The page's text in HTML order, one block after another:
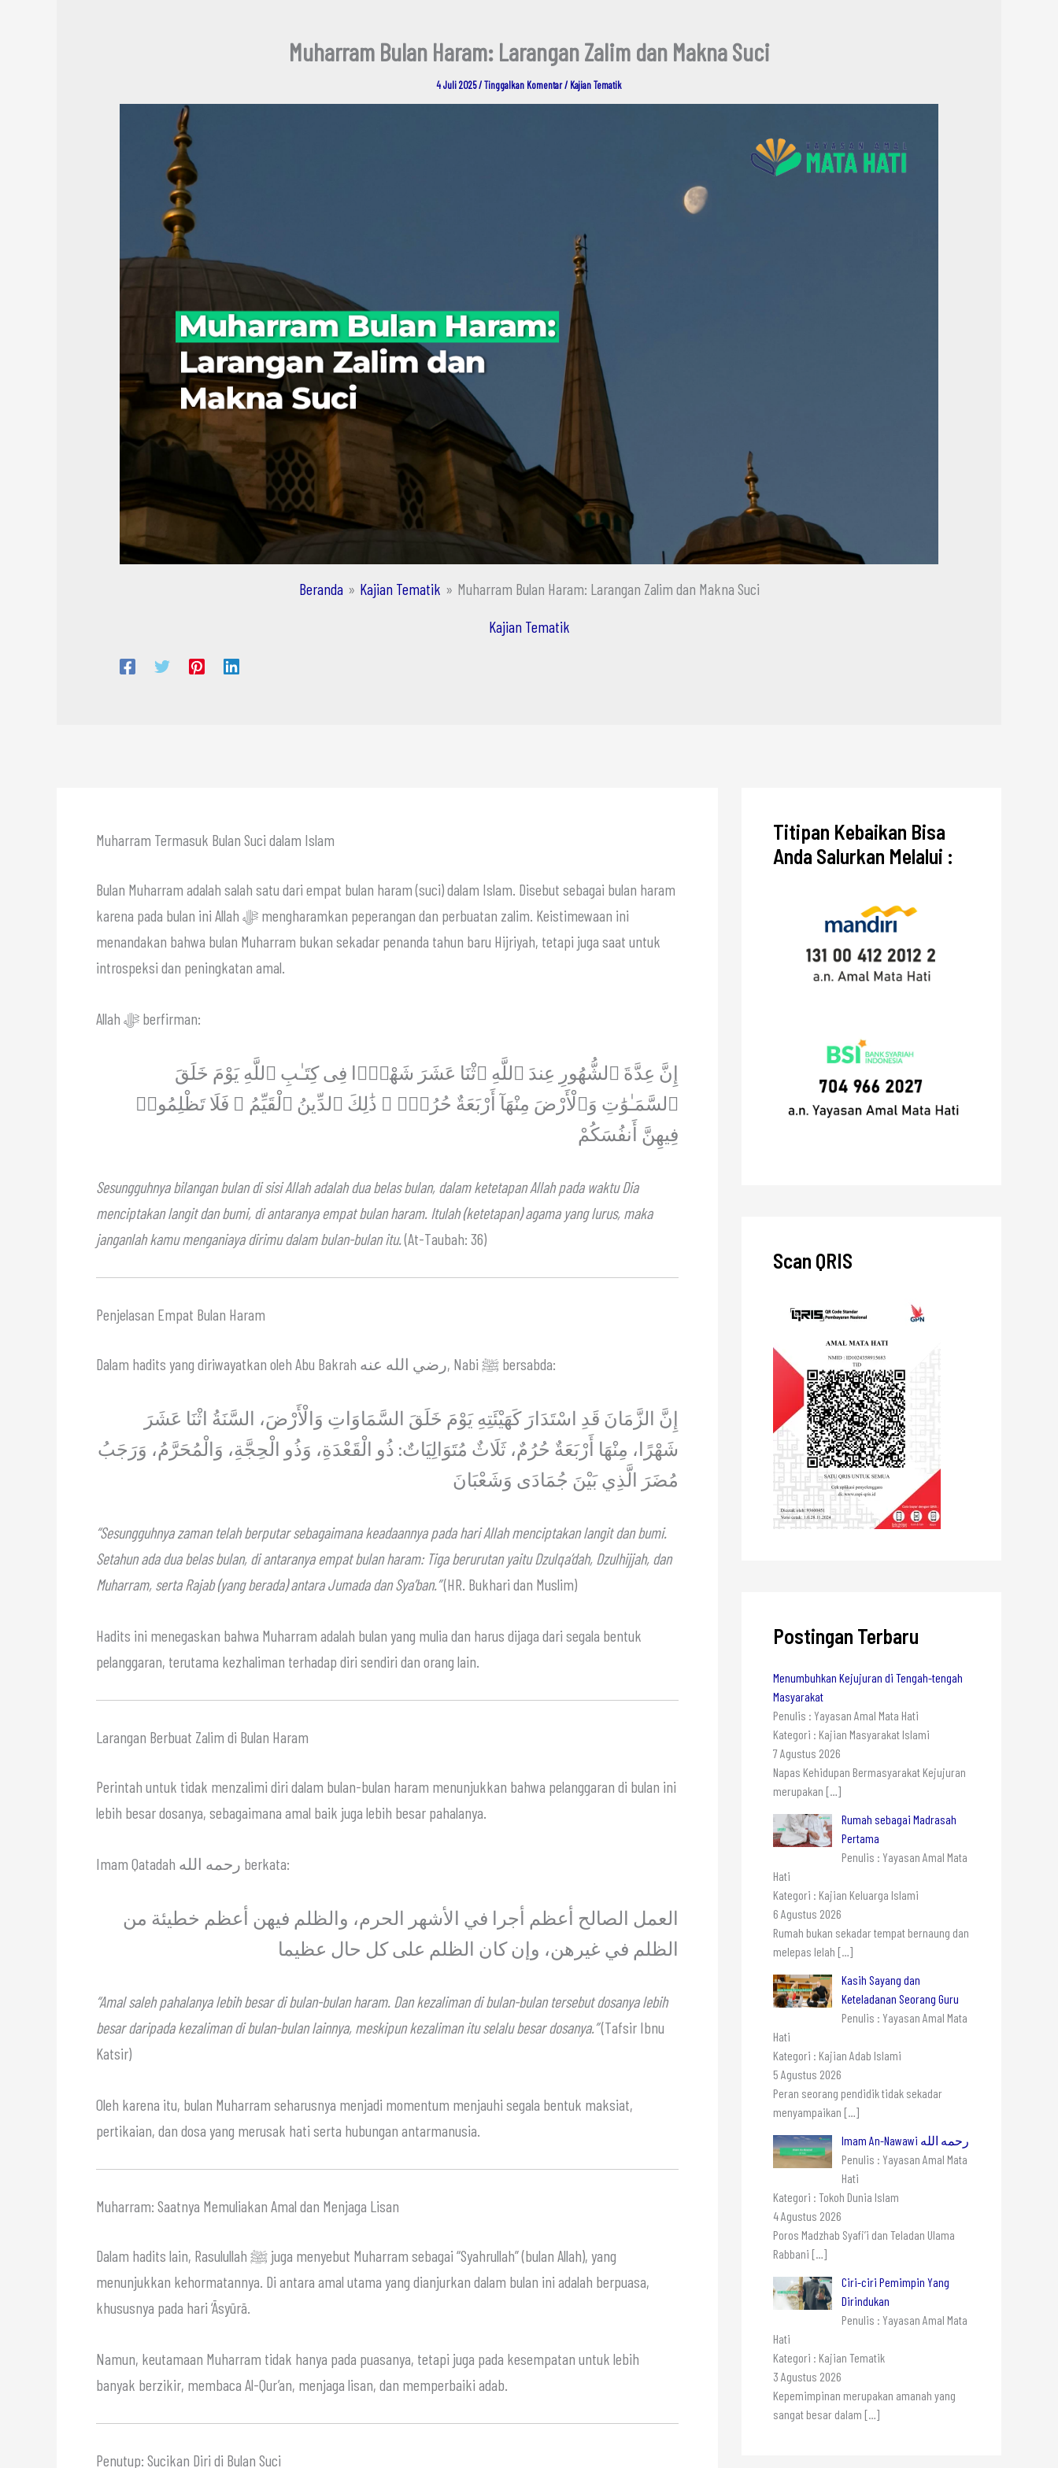
Muharram Bulan Haram: Larangan Zalim dan Makna Suci
4 Juli 2025/Tinggalkan Komentar/ Kajian Tematik
Beranda Kajian Tematik
Muharram Bulan Haram: Larangan Zalim dan Makna Suci
Kajian Tematik
Muharram Termasuk Bulan Suci dalam Islam
Bulan Muharram adalah salah satu dari empat bulan haram (suci) dalam Islam. Disebut sebagai bulan haram
karena pada bulan ini Allah ﷻ mengharamkan peperangan dan perbuatan zalim. Keistimewaan ini
menandakan bahwa bulan Muharram bukan sekadar penanda tahun baru Hijriyah, tetapi juga saat untuk
introspeksi dan peningkatan amal.
Allah ﷻ berfirman:
إِنَّ عِدَّةَ ٱلشُّهُورِ عِندَ ٱللَّهِ ٱثْنَا عَشَرَ شَهْرًۭا فِى كِتَـٰبِ ٱللَّهِ يَوْمَ خَلَقَ
ٱلسَّمَـٰوَٰتِ وَٱلْأَرْضَ مِنْهَآ أَرْبَعَةٌ حُرُمٌۭ ۚ ذَٰلِكَ ٱلدِّينُ ٱلْقَيِّمُ ۚ فَلَا تَظْلِمُوا۟
فِيهِنَّ أَنفُسَكُمْ
Sesungguhnya bilangan bulan di sisi Allah adalah dua belas bulan, dalam ketetapan Allah pada waktu Dia
menciptakan langit dan bumi, di antaranya empat bulan haram. Itulah (ketetapan) agama yang lurus, maka
janganlah kamu menganiaya dirimu dalam bulan-bulan itu.(At-Taubah: 36)
Penjelasan Empat Bulan Haram
Dalam hadits yang diriwayatkan oleh Abu Bakrah رضي الله عنه, Nabi ﷺ bersabda:
إِنَّ الزَّمَانَ قَدِ اسْتَدَارَ كَهَيْئَتِهِ يَوْمَ خَلَقَ السَّمَاوَاتِ وَالْأَرْضَ، السَّنَةُ اثْنَا عَشَرَ
شَهْرًا، مِنْهَا أَرْبَعَةٌ حُرُمٌ، ثَلَاثٌ مُتَوَالِيَاتٌ: ذُو الْقَعْدَةِ، وَذُو الْحِجَّةِ، وَالْمُحَرَّمُ، وَرَجَبُ
مُضَرَ الَّذِي بَيْنَ جُمَادَى وَشَعْبَانَ
“Sesungguhnya zaman telah berputar sebagaimana keadaannya pada hari Allah menciptakan langit dan bumi.
Setahun ada dua belas bulan, di antaranya empat bulan haram: Tiga berurutan yaitu Dzulqa’dah, Dzulhijjah, dan
Muharram, serta Rajab (yang berada) antara Jumada dan Sya’ban.”(HR. Bukhari dan Muslim)
Hadits ini menegaskan bahwa Muharram adalah bulan yang mulia dan harus dijaga dari segala bentuk
pelanggaran, terutama kezhaliman terhadap diri sendiri dan orang lain.
Larangan Berbuat Zalim di Bulan Haram
Perintah untuk tidak menzalimi diri dalam bulan-bulan haram menunjukkan bahwa pelanggaran di bulan ini
lebih besar dosanya, sebagaimana amal baik juga lebih besar pahalanya.
Imam Qatadah رحمه الله berkata:
العمل الصالح أعظم أجرا في الأشهر الحرم، والظلم فيهن أعظم خطيئة من
الظلم في غيرهن، وإن كان الظلم على كل حال عظيما
“Amal saleh pahalanya lebih besar di bulan-bulan haram. Dan kezaliman di bulan-bulan tersebut dosanya lebih
besar daripada kezaliman di bulan-bulan lainnya, meskipun kezaliman itu selalu besar dosanya.”(Tafsir Ibnu
Katsir)
Oleh karena itu, bulan Muharram seharusnya menjadi momentum menjauhi segala bentuk maksiat,
pertikaian, dan dosa yang merusak hati serta hubungan antarmanusia.
Muharram: Saatnya Memuliakan Amal dan Menjaga Lisan
Dalam hadits lain, Rasulullah ﷺ juga menyebut Muharram sebagai “Syahrullah” (bulan Allah), yang
menunjukkan kehormatannya. Di antara amal utama yang dianjurkan dalam bulan ini adalah berpuasa,
khususnya pada hari ‘Āsyūrā.
Namun, keutamaan Muharram tidak hanya pada puasanya, tetapi juga pada kesempatan untuk lebih
banyak berzikir, membaca Al-Qur’an, menjaga lisan, dan memperbaiki adab.
Penutup: Sucikan Diri di Bulan Suci
Titipan Kebaikan Bisa
Anda Salurkan Melalui :
Scan QRIS
Postingan Terbaru
Menumbuhkan Kejujuran di Tengah-tengah
Masyarakat
Penulis : Yayasan Amal Mata Hati
Kategori : Kajian Masyarakat Islami
7 Agustus 2026
Napas Kehidupan Bermasyarakat Kejujuran
merupakan […]
Rumah sebagai Madrasah
Pertama
Penulis : Yayasan Amal Mata
Hati
Kategori : Kajian Keluarga Islami
6 Agustus 2026
Rumah bukan sekadar tempat bernaung dan
melepas lelah […]
Kasih Sayang dan
Keteladanan Seorang Guru
Penulis : Yayasan Amal Mata
Hati
Kategori : Kajian Adab Islami
5 Agustus 2026
Peran seorang pendidik tidak sekadar
menyampaikan […]
Imam An-Nawawi رحمه الله
Penulis : Yayasan Amal Mata
Hati
Kategori : Tokoh Dunia Islam
4 Agustus 2026
Poros Madzhab Syafi’i dan Teladan Ulama
Rabbani […]
Ciri-ciri Pemimpin Yang
Dirindukan
Penulis : Yayasan Amal Mata
Hati
Kategori : Kajian Tematik
3 Agustus 2026
Kepemimpinan merupakan amanah yang
sangat besar dalam […]